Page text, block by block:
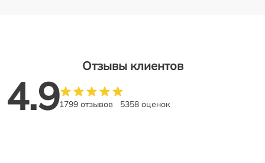
Отзывы клиентов
4.91799 отзывов 5358 оценок